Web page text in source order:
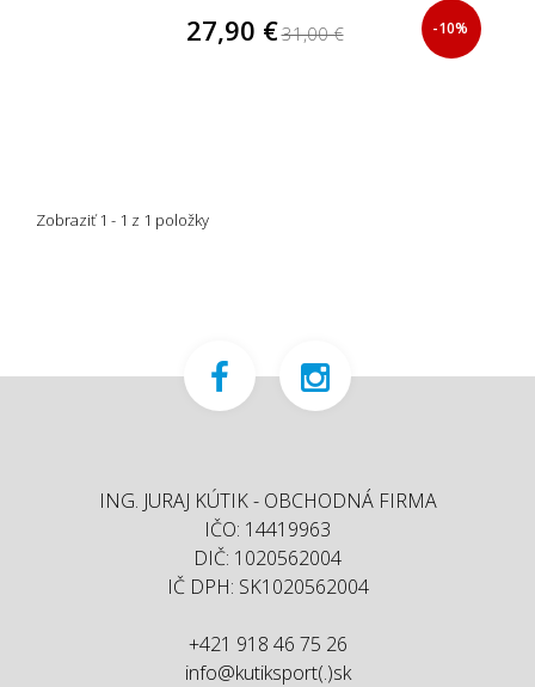
27,90 €31,00 € -10%
Zobraziť 1 - 1 z 1 položky
ING. JURAJ KÚTIK - OBCHODNÁ FIRMA
IČO: 14419963
DIČ: 1020562004
IČ DPH: SK1020562004
+421 918 46 75 26
info@kutiksport(.)sk